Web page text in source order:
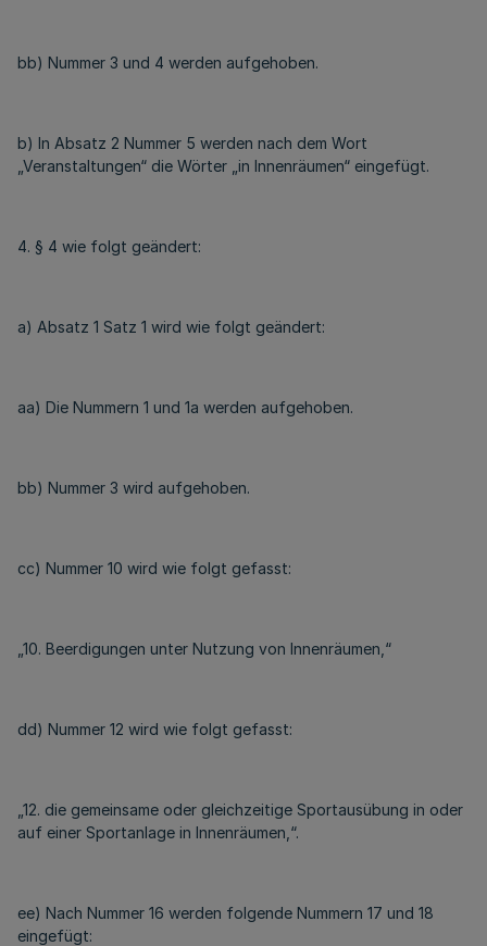
bb) Nummer 3 und 4 werden aufgehoben.
b) In Absatz 2 Nummer 5 werden nach dem Wort
„Veranstaltungen“ die Wörter „in Innenräumen“ eingefügt.
4. § 4 wie folgt geändert:
a) Absatz 1 Satz 1 wird wie folgt geändert:
aa) Die Nummern 1 und 1a werden aufgehoben.
bb) Nummer 3 wird aufgehoben.
cc) Nummer 10 wird wie folgt gefasst:
„10. Beerdigungen unter Nutzung von Innenräumen,“
dd) Nummer 12 wird wie folgt gefasst:
„12. die gemeinsame oder gleichzeitige Sportausübung in oder
auf einer Sportanlage in Innenräumen,“.
ee) Nach Nummer 16 werden folgende Nummern 17 und 18
eingefügt: